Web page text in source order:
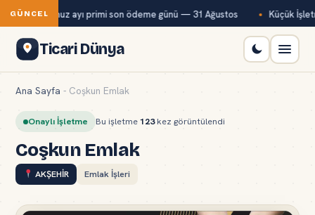
GÜNCEL
Kur temmuz ayı primi son ödeme günü — 31 Ağustos Küçük
Ticari Dünya
Ana Sayfa - Coşkun Emlak
Onaylı İşletme Bu işletme123kez görüntülendi
Coşkun Emlak
AKŞEHİR Emlak İşleri